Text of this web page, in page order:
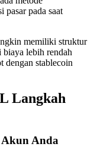
pasar pada saat
memiliki struktur
biaya lebih rendah
dengan stablecoin
Langkah
Anda